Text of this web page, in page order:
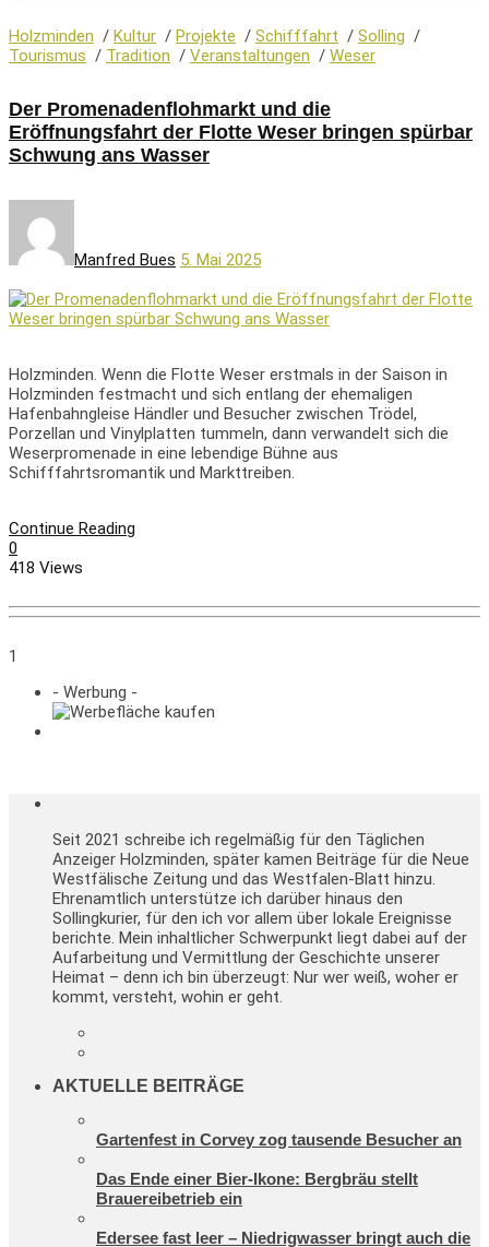
Holzminden / Kultur / Projekte / Schifffahrt / Solling /
Tourismus / Tradition / Veranstaltungen / Weser
Der Promenadenflohmarkt und die
Eröffnungsfahrt der Flotte Weser bringen spürbar
Schwung ans Wasser
Manfred Bues 5. Mai 2025
Holzminden. Wenn die Flotte Weser erstmals in der Saison in
Holzminden festmacht und sich entlang der ehemaligen
Hafenbahngleise Händler und Besucher zwischen Trödel,
Porzellan und Vinylplatten tummeln, dann verwandelt sich die
Weserpromenade in eine lebendige Bühne aus
Schifffahrtsromantik und Markttreiben.
Continue Reading
0
418 Views
1
- Werbung -
Seit 2021 schreibe ich regelmäßig für den Täglichen
Anzeiger Holzminden, später kamen Beiträge für die Neue
Westfälische Zeitung und das Westfalen-Blatt hinzu.
Ehrenamtlich unterstütze ich darüber hinaus den
Sollingkurier, für den ich vor allem über lokale Ereignisse
berichte. Mein inhaltlicher Schwerpunkt liegt dabei auf der
Aufarbeitung und Vermittlung der Geschichte unserer
Heimat – denn ich bin überzeugt: Nur wer weiß, woher er
kommt, versteht, wohin er geht.
AKTUELLE BEITRÄGE
Gartenfest in Corvey zog tausende Besucher an
Das Ende einer Bier-Ikone: Bergbräu stellt
Brauereibetrieb ein
Edersee fast leer – Niedrigwasser bringt auch die